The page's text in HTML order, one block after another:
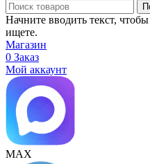
Начните вводить текст,
ищете.
Магазин
0 Заказ
Мой аккаунт
МАХ